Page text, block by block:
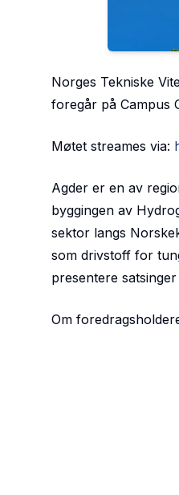
Norges Tekniske
foregår på Campus
Møtet streames via:
Agder er en av
byggingen av
sektor langs
som drivstoff for
presentere
Om